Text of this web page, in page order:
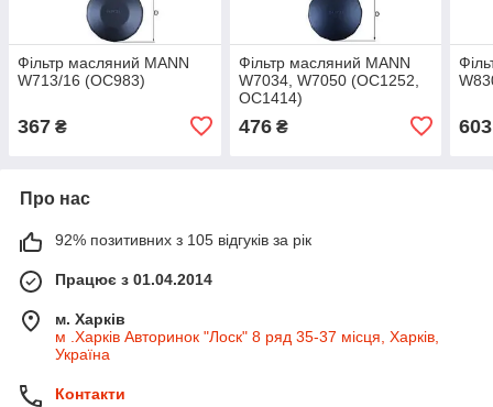
Фільтр масляний MANN
W713/16 (OC983)
367 ₴
Фільтр масляний MANN
W7034, W7050 (OC1252,
OC1414)
476₴ 603
Про нас
92% позитивних з 105 відгуків за рік
Працює з 01.04.2014
м. Харків
м .Харків Авторинок "Лоск" 8 ряд 35-37 місця, Харків,
Україна
Контакти